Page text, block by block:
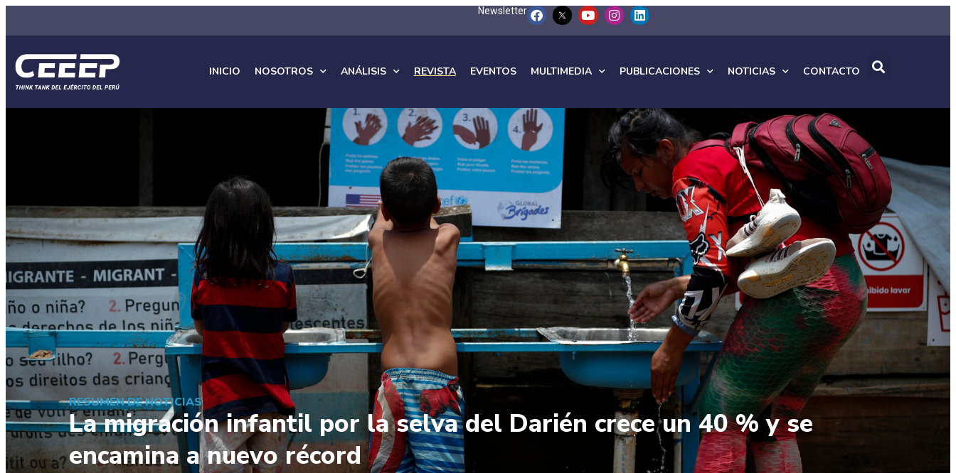
Newsletter
INICIO NOSOTROS ANÁLISIS REVISTA EVENTOS MULTIMEDIA PUBLICACIONES NOTICIAS CONTACTO
RESUMEN DE NOTICIAS
La migración infantil por la selva del Darién crece un 40 % y se
encamina a nuevo récord